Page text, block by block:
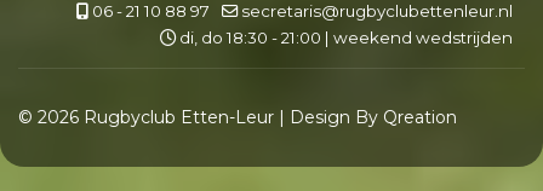
06 - 21 10 88 97
secretaris@rugbyclubettenleur.nl
di, do 18:30 - 21:00 | weekend wedstrijden
© 2026 Rugbyclub Etten-Leur | Design By Qreation